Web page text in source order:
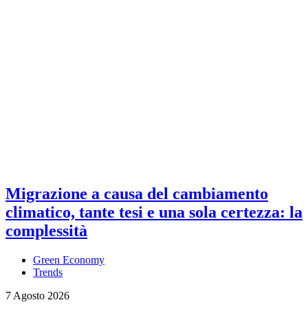
Migrazione a causa del cambiamento
climatico, tante tesi e una sola certezza: la
complessità
Green Economy
Trends
7 Agosto 2026